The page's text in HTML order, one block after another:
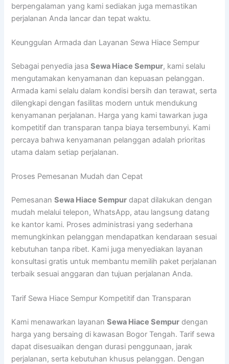
berpengalaman yang kami sediakan juga memastikan
perjalanan Anda lancar dan tepat waktu.
Keunggulan Armada dan Layanan Sewa Hiace Sempur
Sebagai penyedia jasaSewa Hiace Sempur, kami selalu
mengutamakan kenyamanan dan kepuasan pelanggan.
Armada kami selalu dalam kondisi bersih dan terawat, serta
dilengkapi dengan fasilitas modern untuk mendukung
kenyamanan perjalanan. Harga yang kami tawarkan juga
kompetitif dan transparan tanpa biaya tersembunyi. Kami
percaya bahwa kenyamanan pelanggan adalah prioritas
utama dalam setiap perjalanan.
Proses Pemesanan Mudah dan Cepat
PemesananSewa Hiace Sempur dapat dilakukan dengan
mudah melalui telepon, WhatsApp, atau langsung datang
ke kantor kami. Proses administrasi yang sederhana
memungkinkan pelanggan mendapatkan kendaraan sesuai
kebutuhan tanpa ribet. Kami juga menyediakan layanan
konsultasi gratis untuk membantu memilih paket perjalanan
terbaik sesuai anggaran dan tujuan perjalanan Anda.
Tarif Sewa Hiace Sempur Kompetitif dan Transparan
Kami menawarkan layananSewa Hiace Sempur dengan
harga yang bersaing di kawasan Bogor Tengah. Tarif sewa
dapat disesuaikan dengan durasi penggunaan, jarak
perjalanan, serta kebutuhan khusus pelanggan. Dengan